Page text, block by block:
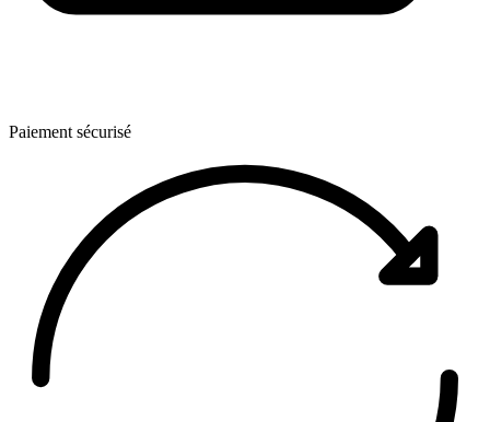
Paiement sécurisé